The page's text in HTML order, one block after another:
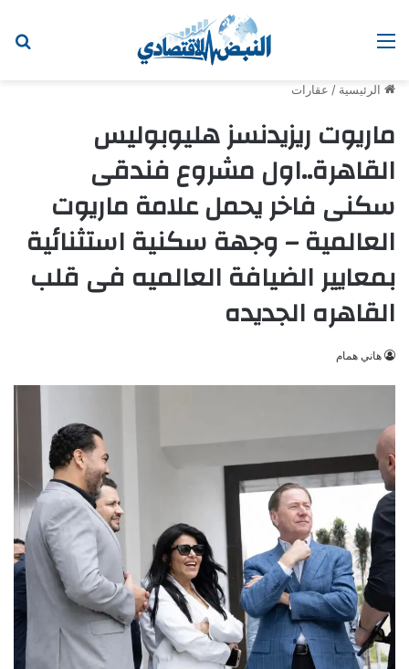
القائمة
الرئيسية / عقارات
ماريوت ريزيدنسز هليوبوليس
القاهرة..اول مشروع فندقى
سكنى فاخر يحمل علامة ماريوت
العالمية – وجهة سكنية استثنائية
بمعايير الضيافة العالميه فى قلب
القاهره الجديده
هاني همام